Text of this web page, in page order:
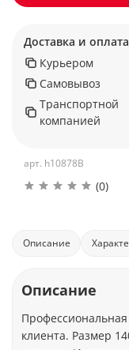
арт. h10878B
(0)
Доставка и оплата
Курьером
Самовывоз
Транспортной
компанией
Описание
Описание
клиента. Размер